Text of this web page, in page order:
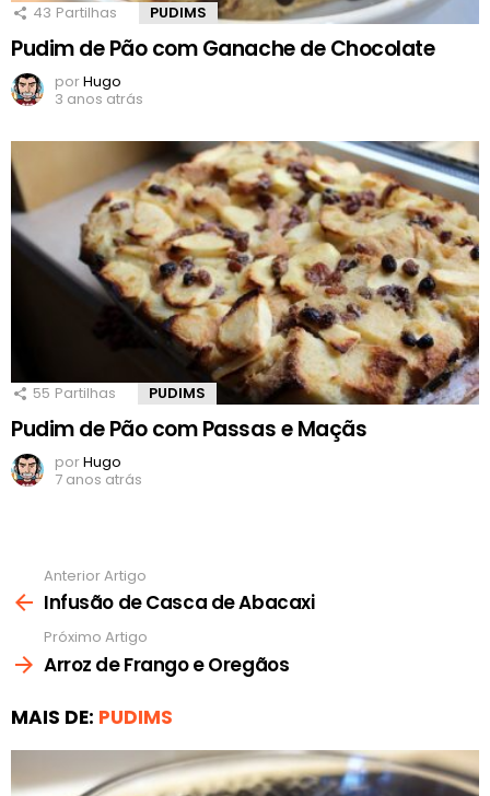
43 Partilhas PUDIMS
Pudim de Pão com Ganache de Chocolate
porHugo
3 anos atrás
55 Partilhas PUDIMS
Pudim de Pão com Passas e Maçãs
porHugo
7 anos atrás
mais
Anterior Artigo
Infusão de Casca de Abacaxi
Próximo Artigo
Arroz de Frango e Oregãos
MAIS DE: PUDIMS